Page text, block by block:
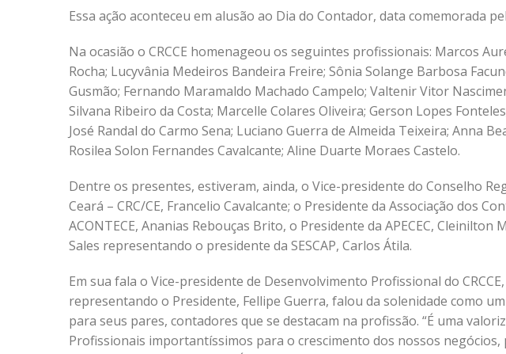
Essa ação aconteceu em alusão ao Dia do Contador, data comemorada
Na ocasião o CRCCE homenageou os seguintes profissionais: Marcos
Rocha; Lucyvânia Medeiros Bandeira Freire; Sônia Solange Barbosa
Gusmão; Fernando Maramaldo Machado Campelo; Valtenir Vitor
Silvana Ribeiro da Costa; Marcelle Colares Oliveira; Gerson Lopes
José Randal do Carmo Sena; Luciano Guerra de Almeida Teixeira; Anna
Rosilea Solon Fernandes Cavalcante; Aline Duarte Moraes Castelo.
Dentre os presentes, estiveram, ainda, o Vice-presidente do Conselho
Ceará – CRC/CE, Francelio Cavalcante; o Presidente da Associação dos
ACONTECE, Ananias Rebouças Brito, o Presidente da APECEC, Cleinilton
Sales representando o presidente da SESCAP, Carlos Átila.
Em sua fala o Vice-presidente de Desenvolvimento Profissional do
representando o Presidente, Fellipe Guerra, falou da solenidade como
para seus pares, contadores que se destacam na profissão. “É uma
Profissionais importantíssimos para o crescimento dos nossos negócios,